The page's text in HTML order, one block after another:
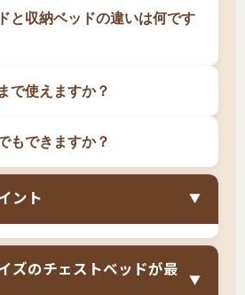
潔な収納が欲しい方
困っている方 には最適です。
ことで部屋を片付けやすく
量収納が欲しい方にも選ばれ
。長期使用を前提に、品質と
向けの投資です。
ルサイズのチェストベッドを
えるか、お子様の成長予測
と収納ベッドの違いは何です
で使えますか？
もできますか？
ント ▼
長と成長予測
ズのチェストベッドが最
▼